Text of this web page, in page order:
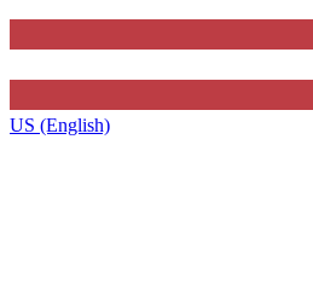
US (English)